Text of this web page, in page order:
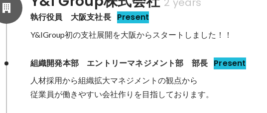
執行役員　大阪支社長 Present
Y&IGroup初の支社展開を大阪からスタートしました！！
組織開発本部　エントリーマネジメント部　部長 Present
人材採用から組織拡大マネジメントの観点から
従業員が働きやすい会社作りを目指しております。